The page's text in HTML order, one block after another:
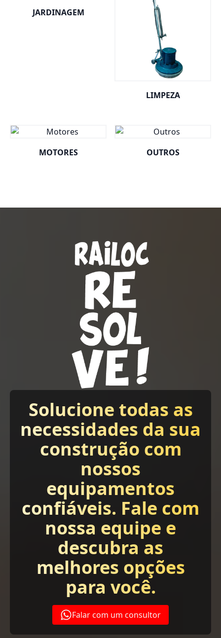
JARDINAGEM
LIMPEZA
MOTORES OUTROS
Solucione todas as
necessidades da sua
construção com
nossos
equipamentos
confiáveis. Fale com
nossa equipe e
descubra as
melhores opções
para você.
Falar com um consultor